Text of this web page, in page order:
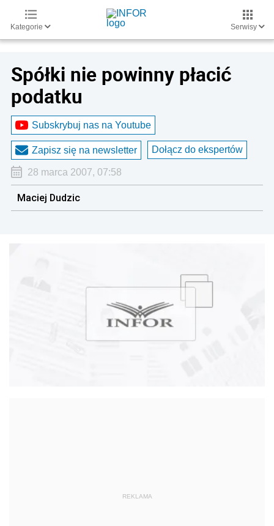
Kategorie Serwisy
Spółki nie powinny płacić
podatku
Subskrybuj nas na Youtube
Zapisz się na newsletter Dołącz do ekspertów
28 marca 2007, 07:58
Maciej Dudzic